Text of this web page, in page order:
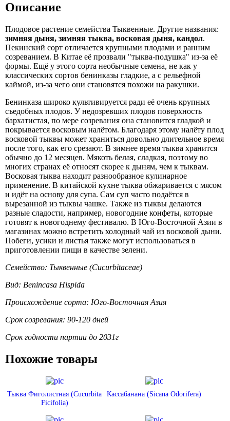
Описание
Плодовое растение семейства Тыквенные. Другие названия:
зимняя дыня, зимняя тыква, восковая дыня, кандол.
Пекинский сорт отличается крупными плодами и ранним
созреванием. В Китае её прозвали "тыква-подушка" из-за её
формы. Ещё у этого сорта необычные семена, не как у
классических сортов бенинказы гладкие, а с рельефной
каймой, из-за чего они становятся похожи на ракушки.
Бенинказа широко культивируется ради её очень крупных
съедобных плодов. У недозревших плодов поверхность
бархатистая, по мере созревания она становится гладкой и
покрывается восковым налётом. Благодаря этому налёту плод
восковой тыквы может храниться довольно длительное время
после того, как его срезают. В зимнее время тыква хранится
обычно до 12 месяцев. Мякоть белая, сладкая, поэтому во
многих странах её относят скорее к дыням, чем к тыквам.
Восковая тыква находит разнообразное кулинарное
применение. В китайской кухне тыква обжаривается с мясом
и идёт на основу для супа. Сам суп часто подаётся в
вырезанной из тыквы чашке. Также из тыквы делаются
разные сладости, например, новогодние конфеты, которые
готовят к новогоднему фестивалю. В Юго-Восточной Азии в
магазинах можно встретить холодный чай из восковой дыни.
Побеги, усики и листья также могут использоваться в
приготовлении пищи в качестве зелени.
Семейство: Тыквенные (Cucurbitaceae)
Вид: Benincasa Hispida
Происхождение сорта: Юго-Восточная Азия
Срок созревания: 90-120 дней
Срок годности партии до 2031г
Похожие товары
Тыква Фиголистная (Cucurbita
Ficifolia)
Кассабанана (Sicana Odorifera)